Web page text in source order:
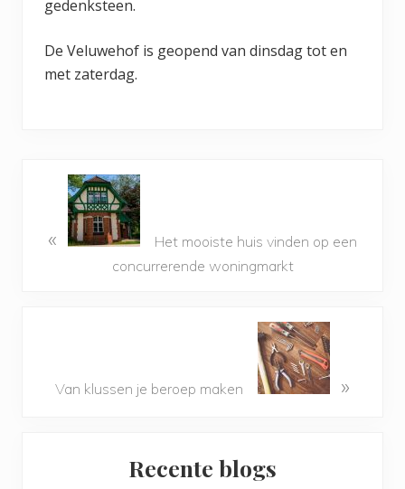
gedenksteen.
De Veluwehof is geopend van dinsdag tot en
met zaterdag.
«
Het mooiste huis vinden op een
concurrerende woningmarkt
Van klussen je beroep maken »
Recente blogs